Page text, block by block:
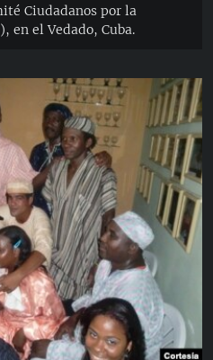
Ciudadanos por la
en el Vedado, Cuba.